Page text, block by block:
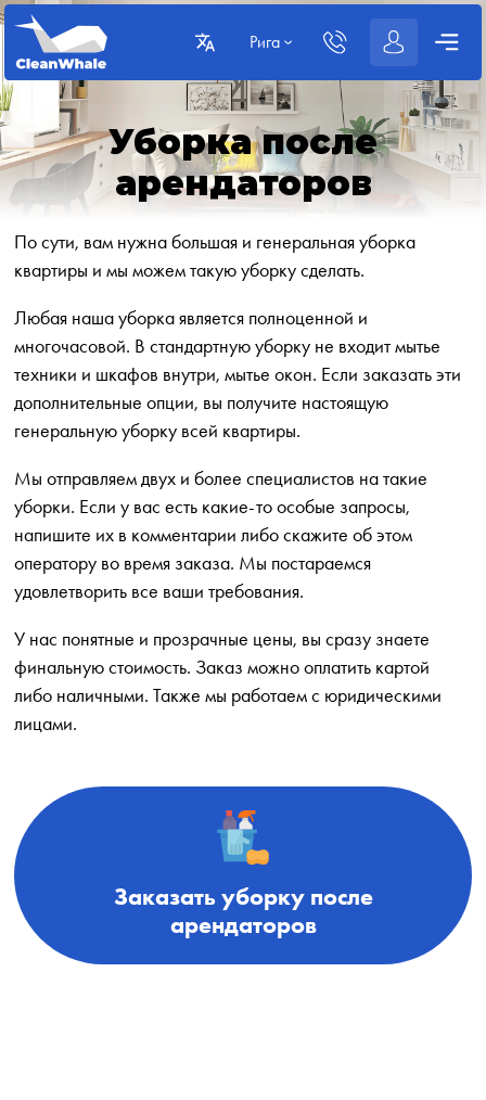
Рига
Уборка после
арендаторов
По сути, вам нужна большая и генеральная уборка
квартиры и мы можем такую уборку сделать.
Любая наша уборка является полноценной и
многочасовой. В стандартную уборку не входит мытье
техники и шкафов внутри, мытье окон. Если заказать эти
дополнительные опции, вы получите настоящую
генеральную уборку всей квартиры.
Мы отправляем двух и более специалистов на такие
уборки. Если у вас есть какие-то особые запросы,
напишите их в комментарии либо скажите об этом
оператору во время заказа. Мы постараемся
удовлетворить все ваши требования.
У нас понятные и прозрачные цены, вы сразу знаете
финальную стоимость. Заказ можно оплатить картой
либо наличными. Также мы работаем с юридическими
лицами.
Заказать уборку после
арендаторов